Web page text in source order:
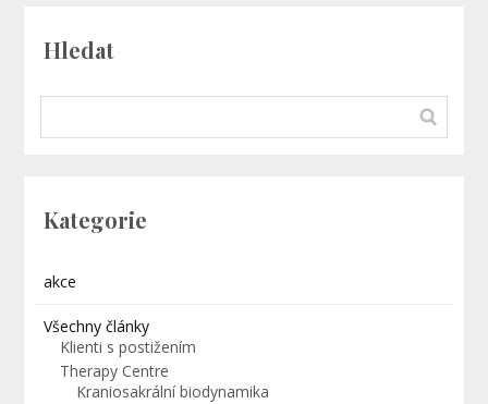
Hledat
Kategorie
akce
Všechny články
Klienti s postižením
Therapy Centre
Kraniosakrální biodynamika